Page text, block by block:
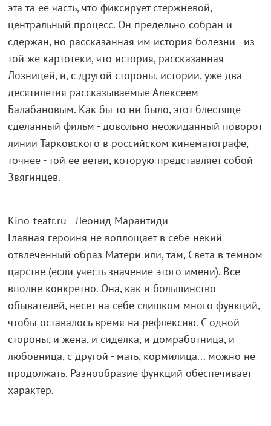
эта та ее часть, что фиксирует стержневой,
центральный процесс. Он предельно собран и
сдержан, но рассказанная им история болезни - из
той же картотеки, что история, рассказанная
Лозницей, и, с другой стороны, истории, уже два
десятилетия рассказываемые Алексеем
Балабановым. Как бы то ни было, этот блестяще
сделанный фильм - довольно неожиданный поворот
линии Тарковского в российском кинематографе,
точнее - той ее ветви, которую представляет собой
Звягинцев.
Kino-teatr.ru - Леонид Марантиди
Главная героиня не воплощает в себе некий
отвлеченный образ Матери или, там, Света в темном
царстве (если учесть значение этого имени). Все
вполне конкретно. Она, как и большинство
обывателей, несет на себе слишком много функций,
чтобы оставалось время на рефлексию. С одной
стороны, и жена, и сиделка, и домработница, и
любовница, с другой - мать, кормилица... можно не
продолжать. Разнообразие функций обеспечивает
характер.